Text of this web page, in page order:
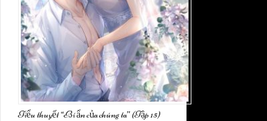
Tiểu thuyết “Bí ẩn của chúng ta” (Tập 15)